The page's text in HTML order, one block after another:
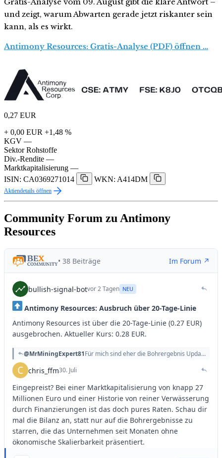
Gratis-Analyse vom 09. August gibt die klare Antwort –
und zeigt, warum Abwarten gerade jetzt riskanter sein
kann, als es wirkt.
Antimony Resources: Gratis-Analyse (PDF) öffnen …
0,27 EUR
+ 0,00 EUR +1,48 %
KGV —
Sektor Rohstoffe
Div.-Rendite —
Marktkapitalisierung —
ISIN: CA0369271014
WKN: A414DM
Aktiendetails öffnen
Community Forum zu Antimony
Resources